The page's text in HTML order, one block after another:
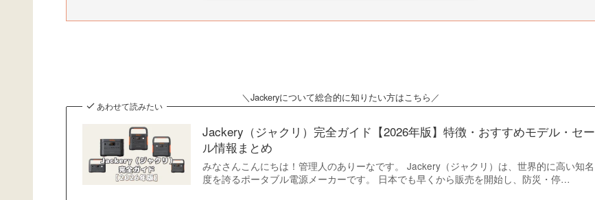
＼ Jackeryについて総合的に知りたい方はこちら ／
あわせて読みたい
Jackery（ジャクリ）完全ガイド【2026年版】特徴・おすすめモデル・セー
ル情報まとめ
みなさんこんにちは！管理人のありーなです。 Jackery（ジャクリ）は、世界的に高い知名
度を誇るポータブル電源メーカーです。 日本でも早くから販売を開始し、防災・停…